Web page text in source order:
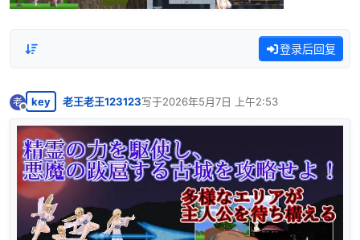
登录后回复
老
离线
key 老王老王123123写于2026年5月7日 上午2:53
最后由 编辑